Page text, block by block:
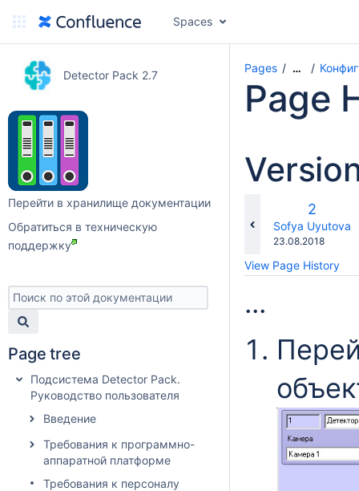
Spaces
Detector Pack 2.7
Перейти в хранилище документации
Обратиться в техническую
поддержку
Page tree
Подсистема Detector Pack.
Руководство пользователя
Введение
Требования к программно-
аппаратной платформе
Требования к персоналу
Pages …
Page
Old
Version
2
Sofya Uyutova
Saved
23.08.2018
View Page History
...